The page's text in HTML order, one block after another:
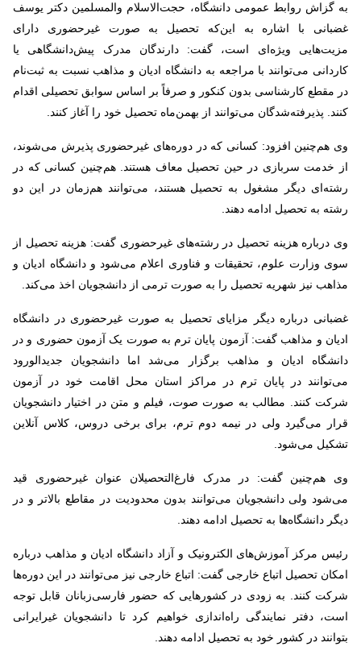
به گزاش روابط عمومی دانشگاه، حجت‌الاسلام والمسلمین دکتر یوسف
غضبانی با اشاره به این‌که تحصیل به صورت غیرحضوری دارای
مزیت‌هایی ویژه‌ای است، گفت: دارندگان مدرک پیش‌دانشگاهی یا
کاردانی می‌توانند با مراجعه به دانشگاه ادیان و مذاهب نسبت به ثبت‌نام
در مقطع کارشناسی بدون کنکور و صرفاً بر اساس سوابق تحصیلی اقدام
کنند. پذیرفته‌شدگان می‌توانند از بهمن‌ماه تحصیل خود را آغاز کنند.
وی هم‌چنین افزود: کسانی که در دوره‌های غیرحضوری پذیرش می‌شوند،
از خدمت سربازی در حین تحصیل معاف هستند. هم‌چنین کسانی که در
رشته‌ای دیگر مشغول به تحصیل هستند، می‌توانند هم‌زمان در این دو
رشته به تحصیل ادامه دهند.
وی درباره هزینه تحصیل در رشته‌های غیرحضوری گفت: هزینه تحصیل از
سوی وزارت علوم، تحقیقات و فناوری اعلام می‌شود و دانشگاه ادیان و
مذاهب نیز شهریه تحصیل را به صورت ترمی از دانشجویان اخذ می‌کند.
غضبانی درباره دیگر مزایای تحصیل به صورت غیرحضوری در دانشگاه
ادیان و مذاهب گفت: آزمون پایان ترم به صورت یک آزمون حضوری و در
دانشگاه ادیان و مذاهب برگزار می‌شد اما دانشجویان جدیدالورود
می‌توانند در پایان ترم در مراکز استان محل اقامت خود در آزمون
شرکت کنند. مطالب به صورت صوت، فیلم و متن در اختیار دانشجویان
قرار می‌گیرد ولی در نیمه دوم ترم، برای برخی دروس، کلاس آنلاین
تشکیل می‌شود.
وی هم‌چنین گفت: در مدرک فارغ‌التحصیلان عنوان غیرحضوری قید
می‌شود ولی دانشجویان می‌توانند بدون محدودیت در مقاطع بالاتر و در
دیگر دانشگاه‌ها به تحصیل ادامه دهند.
رئیس مرکز آموزش‌های الکترونیک و آزاد دانشگاه ادیان و مذاهب درباره
امکان تحصیل اتباع خارجی گفت: اتباع خارجی نیز می‌توانند در این دوره‌ها
شرکت کنند. به زودی در کشورهایی که حضور فارسی‌زبانان قابل توجه
است، دفتر نمایندگی راه‌اندازی خواهیم کرد تا دانشجویان غیرایرانی
بتوانند در کشور خود به تحصیل ادامه دهند.